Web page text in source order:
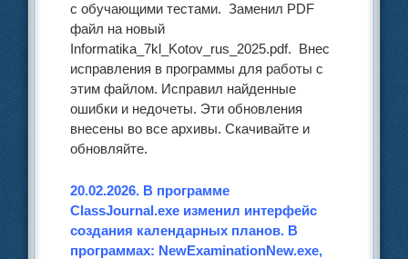
с обучающими тестами. Заменил PDF
файл на новый
Informatika_7kl_Kotov_rus_2025.pdf. Внес
исправления в программы для работы с
этим файлом. Исправил найденные
ошибки и недочеты. Эти обновления
внесены во все архивы. Скачивайте и
обновляйте.
20.02.2026. В программе
ClassJournal.exe изменил интерфейс
создания календарных планов. В
программах: NewExaminationNew.exe,